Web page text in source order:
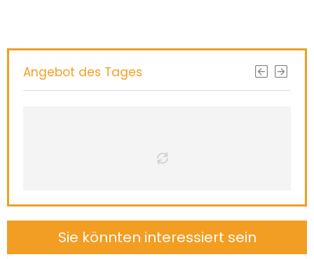
Angebot des Tages
Sie könnten interessiert sein